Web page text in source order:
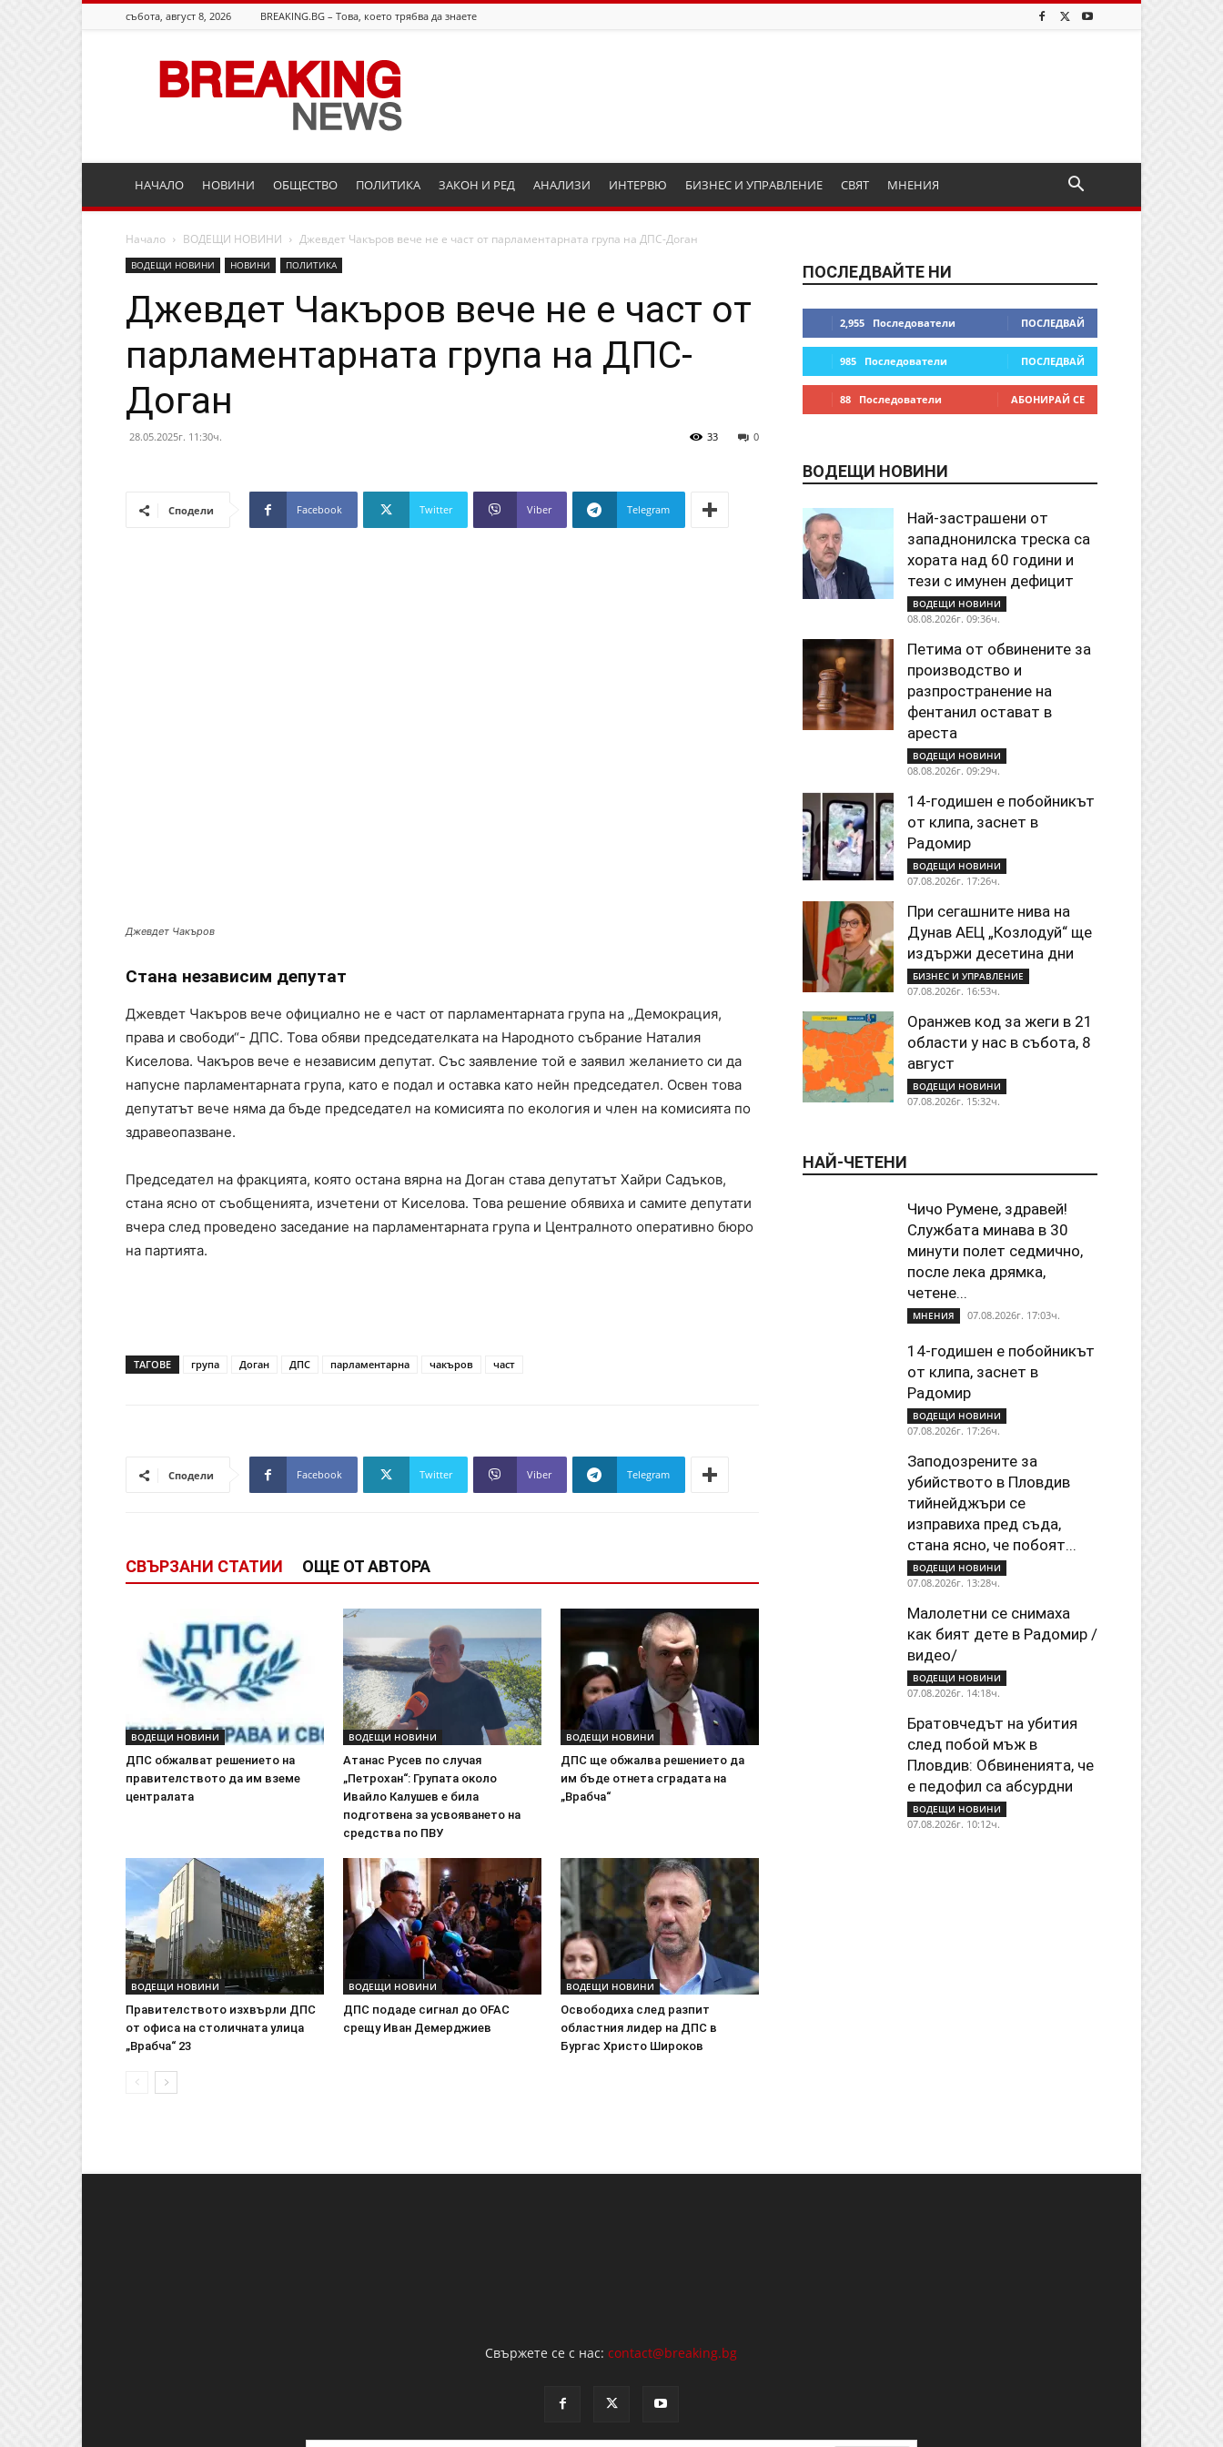
събота, август 8, 2026 BREAKING.BG – Това, което трябва да знаете
Breaking.bg
НАЧАЛО НОВИНИ ОБЩЕСТВО ПОЛИТИКА ЗАКОН И РЕД АНАЛИЗИ ИНТЕРВЮ БИЗНЕС И УПРАВЛЕНИЕ СВЯТ МНЕНИЯ
Начало ВОДЕЩИ НОВИНИ Джевдет Чакъров вече не е част от парламентарната група на ДПС-Доган
ВОДЕЩИ НОВИНИ НОВИНИ ПОЛИТИКА
Джевдет Чакъров вече не е част от
парламентарната група на ДПС-
Доган
28.05.2025г. 11:30ч. 0
33
Сподели Facebook Twitter Viber Telegram
Джевдет Чакъров
Стана независим депутат
Джевдет Чакъров вече официално не е част от парламентарната група на „Демокрация,
права и свободи“- ДПС. Това обяви председателката на Народното събрание Наталия
Киселова. Чакъров вече е независим депутат. Със заявление той е заявил желанието си да
напусне парламентарната група, като е подал и оставка като нейн председател. Освен това
депутатът вече няма да бъде председател на комисията по екология и член на комисията по
здравеопазване.
Председател на фракцията, която остана вярна на Доган става депутатът Хайри Садъков,
стана ясно от съобщенията, изчетени от Киселова. Това решение обявиха и самите депутати
вчера след проведено заседание на парламентарната група и Централното оперативно бюро
на партията.
ТАГОВЕ група Доган ДПС парламентарна чакъров част
Сподели Facebook Twitter Viber Telegram
СВЪРЗАНИ СТАТИИ ОЩЕ ОТ АВТОРА
ВОДЕЩИ НОВИНИ
ДПС обжалват решението на
правителството да им вземе
централата
ВОДЕЩИ НОВИНИ
Атанас Русев по случая
„Петрохан“: Групата около
Ивайло Калушев е била
подготвена за усвояването на
средства по ПВУ
ВОДЕЩИ НОВИНИ
ДПС ще обжалва решението да
им бъде отнета сградата на
„Врабча“
ВОДЕЩИ НОВИНИ
Правителството изхвърли ДПС
от офиса на столичната улица
„Врабча“ 23
ВОДЕЩИ НОВИНИ
ДПС подаде сигнал до OFAC
срещу Иван Демерджиев
ВОДЕЩИ НОВИНИ
Освободиха след разпит
областния лидер на ДПС в
Бургас Христо Широков
ПОСЛЕДВАЙТЕ НИ
2,955 Последователи ПОСЛЕДВАЙ
985 Последователи ПОСЛЕДВАЙ
88 Последователи АБОНИРАЙ СЕ
ВОДЕЩИ НОВИНИ
Най-застрашени от
западнонилска треска са
хората над 60 години и
тези с имунен дефицит
ВОДЕЩИ НОВИНИ
08.08.2026г. 09:36ч.
Петима от обвинените за
производство и
разпространение на
фентанил остават в
ареста
ВОДЕЩИ НОВИНИ
08.08.2026г. 09:29ч.
14-годишен е побойникът
от клипа, заснет в
Радомир
ВОДЕЩИ НОВИНИ
07.08.2026г. 17:26ч.
При сегашните нива на
Дунав АЕЦ „Козлодуй“ ще
издържи десетина дни
БИЗНЕС И УПРАВЛЕНИЕ
07.08.2026г. 16:53ч.
Оранжев код за жеги в 21
области у нас в събота, 8
август
ВОДЕЩИ НОВИНИ
07.08.2026г. 15:32ч.
НАЙ-ЧЕТЕНИ
Чичо Румене, здравей!
Службата минава в 30
минути полет седмично,
после лека дрямка,
четене...
МНЕНИЯ 07.08.2026г. 17:03ч.
14-годишен е побойникът
от клипа, заснет в
Радомир
ВОДЕЩИ НОВИНИ
07.08.2026г. 17:26ч.
Заподозрените за
убийството в Пловдив
тийнейджъри се
изправиха пред съда,
стана ясно, че побоят...
ВОДЕЩИ НОВИНИ
07.08.2026г. 13:28ч.
Малолетни се снимаха
как бият дете в Радомир /
видео/
ВОДЕЩИ НОВИНИ
07.08.2026г. 14:18ч.
Братовчедът на убития
след побой мъж в
Пловдив: Обвиненията, че
е педофил са абсурдни
ВОДЕЩИ НОВИНИ
07.08.2026г. 10:12ч.
Свържете се с нас:contact@breaking.bg